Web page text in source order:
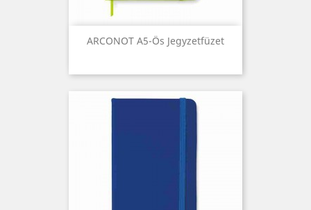
ARCONOT A5-Ös Jegyzetfüzet